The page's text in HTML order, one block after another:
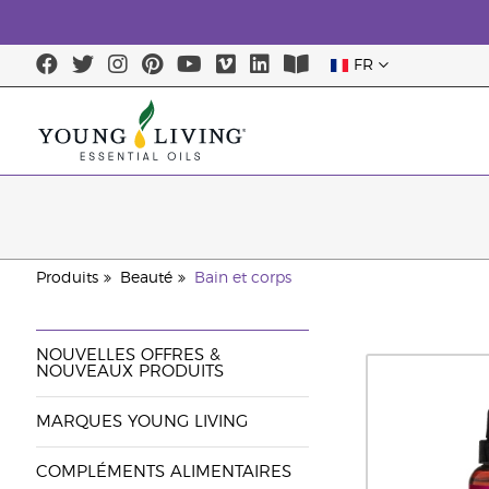
FR
Produits Beauté Bain et corps
NOUVELLES OFFRES &
NOUVEAUX PRODUITS
MARQUES YOUNG LIVING
COMPLÉMENTS ALIMENTAIRES